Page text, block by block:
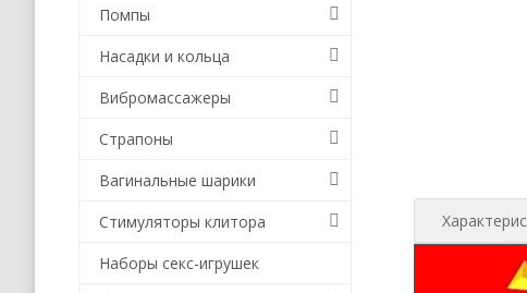
Помпы
Насадки и кольца
Вибромассажеры
Страпоны
Вагинальные шарики
Стимуляторы клитора
Наборы секс-игрушек